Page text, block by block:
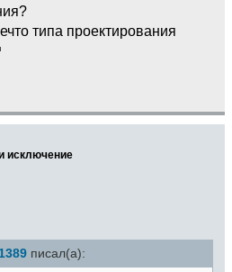
типа проектирования
исключение
писал(а):